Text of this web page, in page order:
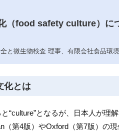
（food safety culture）に
と微生物検査 理事、有限会社食品環
化とは
と“culture”となるが、日本人が
（第4版）やOxford（第7版）の